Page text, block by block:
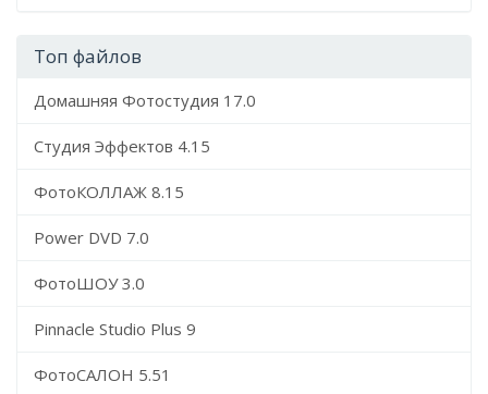
Топ файлов
Домашняя Фотостудия 17.0
Студия Эффектов 4.15
ФотоКОЛЛАЖ 8.15
Power DVD 7.0
ФотоШОУ 3.0
Pinnacle Studio Plus 9
ФотоСАЛОН 5.51